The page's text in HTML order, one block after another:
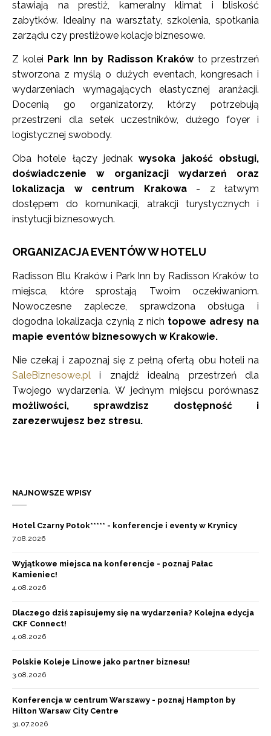
stawiają na prestiż, kameralny klimat i bliskość
zabytków. Idealny na warsztaty, szkolenia, spotkania
zarządu czy prestiżowe kolacje biznesowe.
Z kolei Park Inn by Radisson Krakówto przestrzeń
stworzona z myślą o dużych eventach, kongresach i
wydarzeniach wymagających elastycznej aranżacji.
Docenią go organizatorzy, którzy potrzebują
przestrzeni dla setek uczestników, dużego foyer i
logistycznej swobody.
Oba hotele łączy jednakwysoka jakość obsługi,
doświadczenie w organizacji wydarzeń oraz
lokalizacja w centrum Krakowa- z łatwym
dostępem do komunikacji, atrakcji turystycznych i
instytucji biznesowych.
ORGANIZACJA EVENTÓW W HOTELU
Radisson Blu Kraków i Park Inn by Radisson Kraków to
miejsca, które sprostają Twoim oczekiwaniom.
Nowoczesne zaplecze, sprawdzona obsługa i
dogodna lokalizacja czynią z nich topowe adresy na
mapie eventów biznesowych w Krakowie.
Nie czekaj i zapoznaj się z pełną ofertą obu hoteli na
SaleBiznesowe.pl i znajdź idealną przestrzeń dla
Twojego wydarzenia. W jednym miejscu porównasz
możliwości, sprawdzisz dostępność i
zarezerwujesz bez stresu.
NAJNOWSZE WPISY
Hotel Czarny Potok***** - konferencje i eventy w Krynicy
7.08.2026
Wyjątkowe miejsca na konferencje - poznaj Pałac
Kamieniec!
4.08.2026
Dlaczego dziś zapisujemy się na wydarzenia? Kolejna edycja
CKF Connect!
4.08.2026
Polskie Koleje Linowe jako partner biznesu!
3.08.2026
Konferencja w centrum Warszawy - poznaj Hampton by
Hilton Warsaw City Centre
31.07.2026